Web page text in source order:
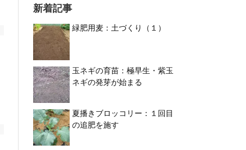
新着記事
緑肥用麦：土づくり（１）
玉ネギの育苗：極早生・紫玉
ネギの発芽が始まる
夏播きブロッコリー：１回目
の追肥を施す